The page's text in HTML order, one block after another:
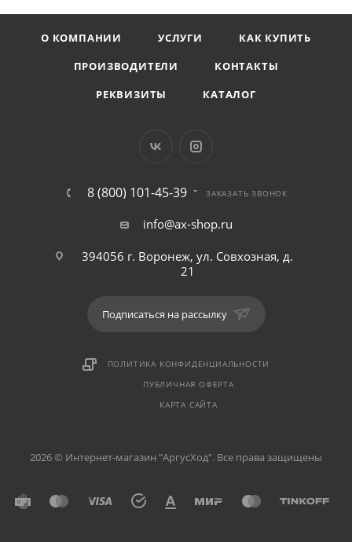
О КОМПАНИИ УСЛУГИ
КАК КУПИТЬ
ПРОИЗВОДИТЕЛИ
КОНТАКТЫ
РЕКВИЗИТЫ
КАТАЛОГ
8 (800) 101-45-39 ЗАКАЗАТЬ ЗВОНОК
info@ax-shop.ru
394056 г. Воронеж, ул. Совхозная, д.
21
Подписаться на рассылку
ПОЛИТИКА КОНФИДЕНЦИАЛЬНОСТИ
ПУБЛИЧНАЯ ОФЕРТА
КАРТА САЙТА
2026 © Интернет-магазин "АргусХод". Все права защищены